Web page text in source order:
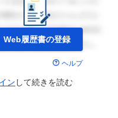
Web履歴書の登録
ヘルプ
ン して続きを読む